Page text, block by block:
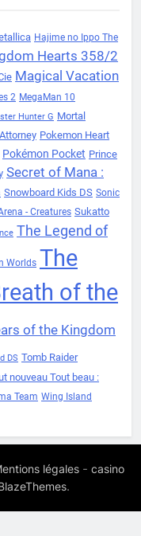
Hajime no Ippo The
Hearts 358/2
Magical Vacation
2 MegaMan 10
Hunter G Mortal
Pokemon Heart
Pokémon Pocket Prince
Secret of Mana :
Snowboard Kids DS Sonic
- Creatures Sukatto
The Legend of
Worlds The
of the
of the Kingdom
DS Tomb Raider
nouveau Tout beau :
Team Wing Island
légales- casino
.